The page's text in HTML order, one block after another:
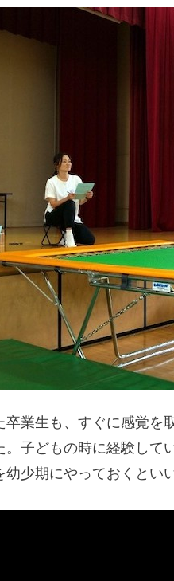
業生も、すぐに感覚を
子どもの時に経験して
少期にやっておくとい